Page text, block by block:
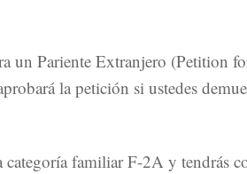
un Pariente Extranjero
la petición si ustedes
familiar F-2A y tendrás